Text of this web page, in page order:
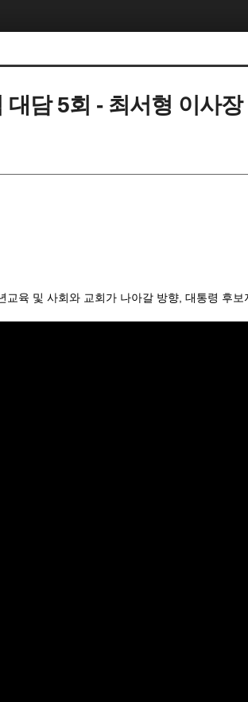
담 5회 - 최서형 이사장
교육 및 사회와 교회가 나아갈 방향, 대통령 후